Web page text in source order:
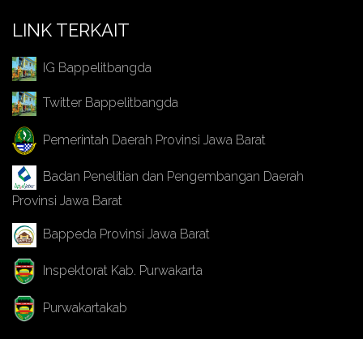
LINK TERKAIT
IG Bappelitbangda
Twitter Bappelitbangda
Pemerintah Daerah Provinsi Jawa Barat
Badan Penelitian dan Pengembangan Daerah
Provinsi Jawa Barat
Bappeda Provinsi Jawa Barat
Inspektorat Kab. Purwakarta
Purwakartakab